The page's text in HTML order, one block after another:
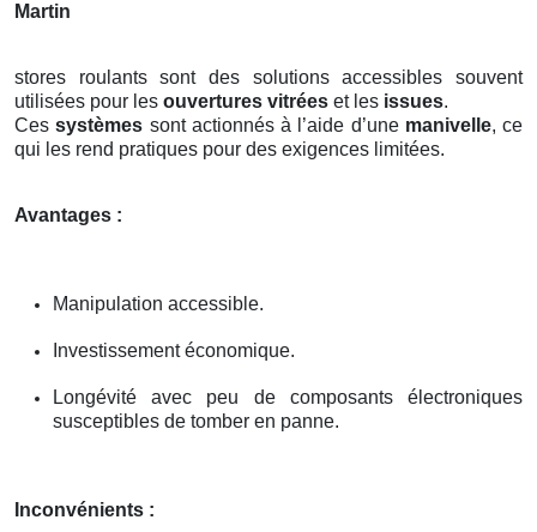
Martin
stores roulants sont des solutions accessibles souvent
utilisées pour les ouvertures vitrées et les issues.
Cessystèmes sont actionnés à l’aide d’une manivelle, ce
qui les rend pratiques pour des exigences limitées.
Avantages :
Manipulation accessible.
Investissement économique.
Longévité avec peu de composants électroniques
susceptibles de tomber en panne.
Inconvénients :